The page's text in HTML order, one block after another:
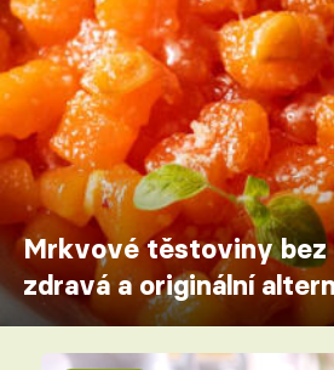
Mrkvové těstoviny bez
zdravá a originální